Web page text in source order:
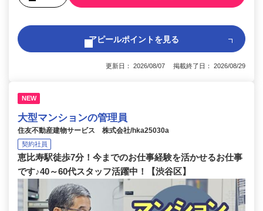
アピールポイントを見る
更新日： 2026/08/07 掲載終了日： 2026/08/29
NEW
大型マンションの管理員
住友不動産建物サービス 株式会社/hka25030a
契約社員
恵比寿駅徒歩7分！今までのお仕事経験を活かせるお仕事
です♪40～60代スタッフ活躍中！【渋谷区】